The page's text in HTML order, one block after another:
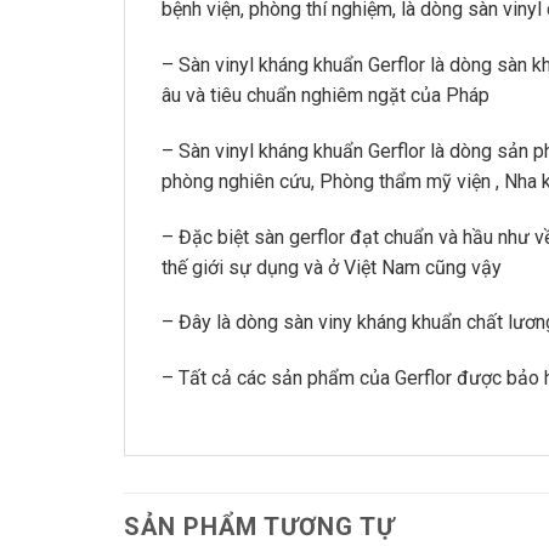
bệnh viện, phòng thí nghiệm, là dòng sàn
– Sàn vinyl kháng khuẩn Gerflor là dòng sàn
âu và tiêu chuẩn nghiêm ngặt của Pháp
– Sàn vinyl kháng khuẩn Gerflor là dòng sản
phòng nghiên cứu, Phòng thẩm mỹ viện ,
– Đặc biệt sàn gerflor đạt chuẩn và hầu như
thế giới sự dụng và ở Việt Nam cũng vậy
– Đây là dòng sàn viny kháng khuẩn chất
– Tất cả các sản phẩm của Gerflor được bảo
SẢN PHẨM TƯƠNG TỰ